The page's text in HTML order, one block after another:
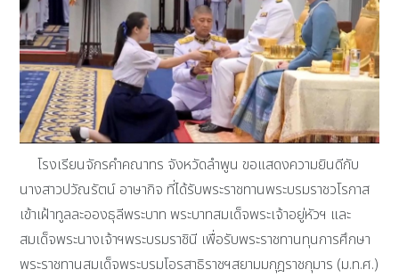
โรงเรียนจักรคำคณาทร จังหวัดลำพูน ขอแสดงความยินดีกับ
นางสาวปวัณรัตน์ อาษากิจ ที่ได้รับพระราชทานพระบรมราชวโรกาส
เข้าเฝ้าทูลละอองธุลีพระบาท พระบาทสมเด็จพระเจ้าอยู่หัวฯ และ
สมเด็จพระนางเจ้าฯพระบรมราชินี เพื่อรับพระราชทานทุนการศึกษา
พระราชทานสมเด็จพระบรมโอรสาธิราชฯสยามมกุฎราชกุมาร (ม.ท.ศ.)